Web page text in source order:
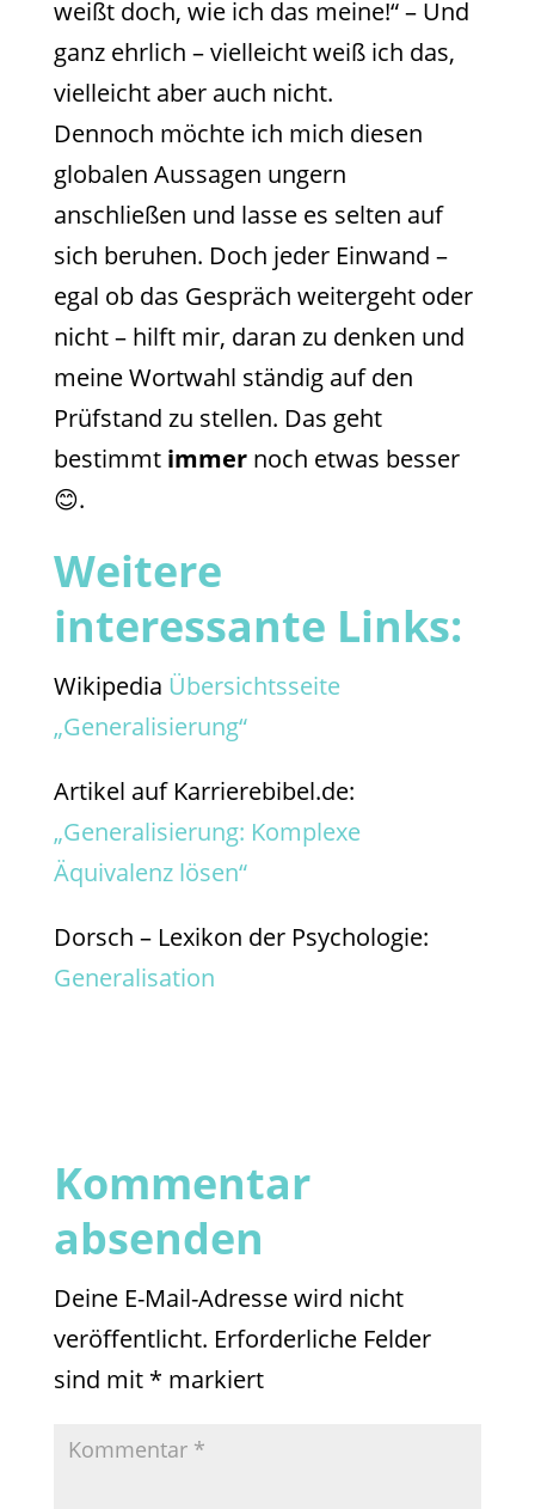
weißt doch, wie ich das meine!“ – Und
ganz ehrlich – vielleicht weiß ich das,
vielleicht aber auch nicht.
Dennoch möchte ich mich diesen
globalen Aussagen ungern
anschließen und lasse es selten auf
sich beruhen. Doch jeder Einwand –
egal ob das Gespräch weitergeht oder
nicht – hilft mir, daran zu denken und
meine Wortwahl ständig auf den
Prüfstand zu stellen. Das geht
bestimmt immernoch etwas besser
😊.
Weitere
interessante Links:
Wikipedia Übersichtsseite
„Generalisierung“
Artikel auf Karrierebibel.de:
„Generalisierung: Komplexe
Äquivalenz lösen“
Dorsch – Lexikon der Psychologie:
Generalisation
Kommentar
absenden
Deine E-Mail-Adresse wird nicht
veröffentlicht. Erforderliche Felder
sind mit * markiert